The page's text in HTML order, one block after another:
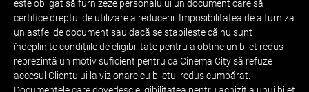
este obligat să furnizeze personalului un document care să
certifice dreptul de utilizare a reducerii. Imposibilitatea de a furniza
un astfel de document sau dacă se stabilește că nu sunt
îndeplinite condițiile de eligibilitate pentru a obține un bilet redus
reprezintă un motiv suficient pentru ca Cinema City să refuze
accesul Clientului la vizionare cu biletul redus cumpărat.